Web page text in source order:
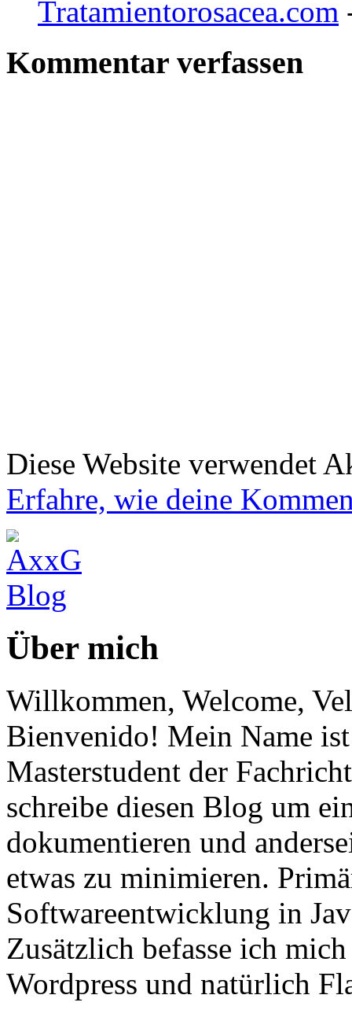
Tratamientorosacea.com
Kommentar verfassen
Diese Website verwendet
Erfahre, wie deine
Über mich
Willkommen, Welcome,
Bienvenido! Mein Name
Masterstudent der
schreibe diesen Blog um
dokumentieren und
etwas zu minimieren.
Softwareentwicklung in
Zusätzlich befasse ich
Wordpress und natürlich